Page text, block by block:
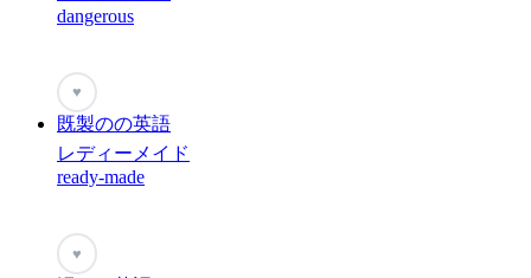
dangerous
♥
既製のの英語
レディーメイド
ready-made
♥